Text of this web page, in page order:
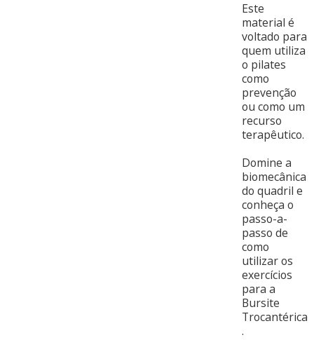
Este
material é
voltado para
quem utiliza
o pilates
como
prevenção
ou como um
recurso
terapêutico.
Domine a
biomecânica
do quadril e
conheça o
passo-a-
passo de
como
utilizar os
exercícios
para a
Bursite
Trocantérica
.